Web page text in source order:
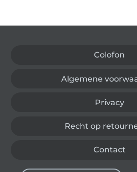
Colofon
Algemene
Privacy
Recht op
Contact